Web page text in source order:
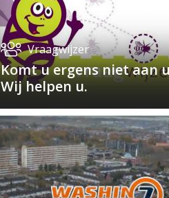
Vraagwijzer
Komt u ergens niet aan
Wij helpen u.